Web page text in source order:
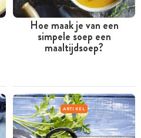
Hoe maak je van een
simpele soep een
maaltijdsoep?
ARTIKEL